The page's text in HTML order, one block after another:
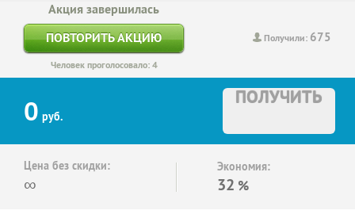
Получили: 675
Акция завершилась
ПОВТОРИТЬ АКЦИЮ
Человек проголосовало: 4
0 руб.
ПОЛУЧИТЬ
Цена без скидки:
∞
Экономия:
32 %